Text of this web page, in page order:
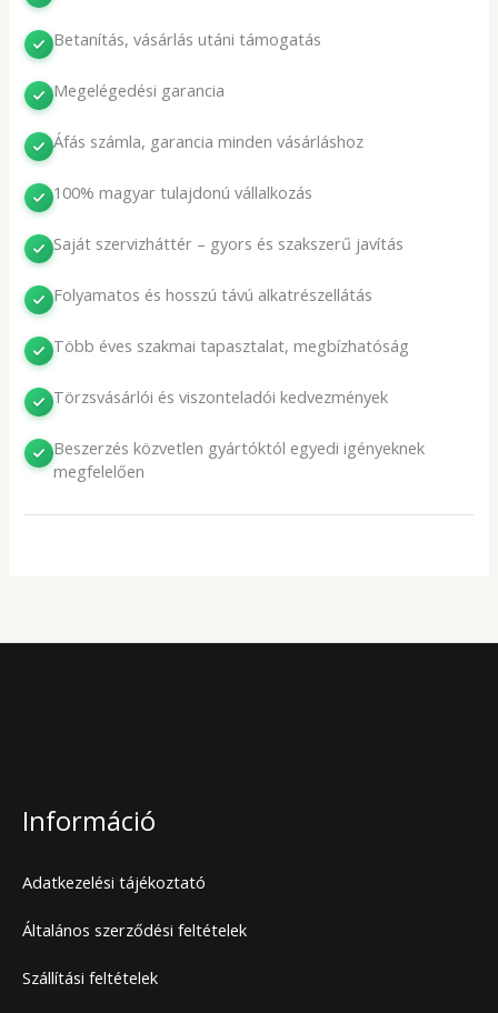
Betanítás, vásárlás utáni támogatás
Megelégedési garancia
Áfás számla, garancia minden vásárláshoz
100% magyar tulajdonú vállalkozás
Saját szervizháttér – gyors és szakszerű javítás
Folyamatos és hosszú távú alkatrészellátás
Több éves szakmai tapasztalat, megbízhatóság
Törzsvásárlói és viszonteladói kedvezmények
Beszerzés közvetlen gyártóktól egyedi igényeknek
megfelelően
Információ
Adatkezelési tájékoztató
Általános szerződési feltételek
Szállítási feltételek